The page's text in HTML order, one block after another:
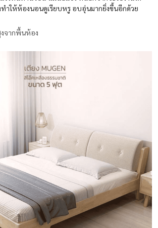
ทำให้ห้องนอนดูเรียบหรู อบอุ่นมากยิ่งขึ้นอีกด้วย
จากพื้นห้อง